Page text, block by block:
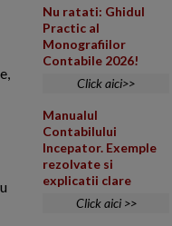
Nu ratati: Ghidul
Practic al
Monografiilor
Contabile 2026!
Click aici>>
Manualul
Contabilului
Incepator. Exemple
rezolvate si
explicatii clare
Click aici >>